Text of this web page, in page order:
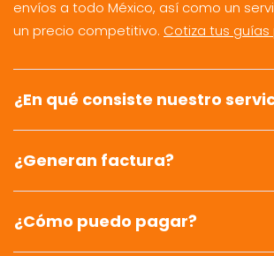
envíos a todo México, así como un
un precio competitivo. Cotiza tus
¿En qué consiste nuestro
¿Generan factura?
¿Cómo puedo pagar?